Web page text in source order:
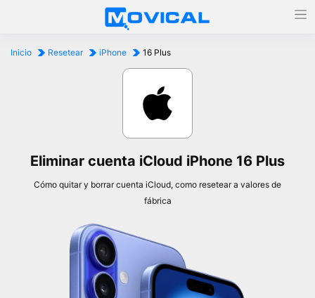
Inicio Resetear iPhone 16 Plus
Eliminar cuenta iCloud iPhone 16 Plus
Cómo quitar y borrar cuenta iCloud, como resetear a valores de
fábrica